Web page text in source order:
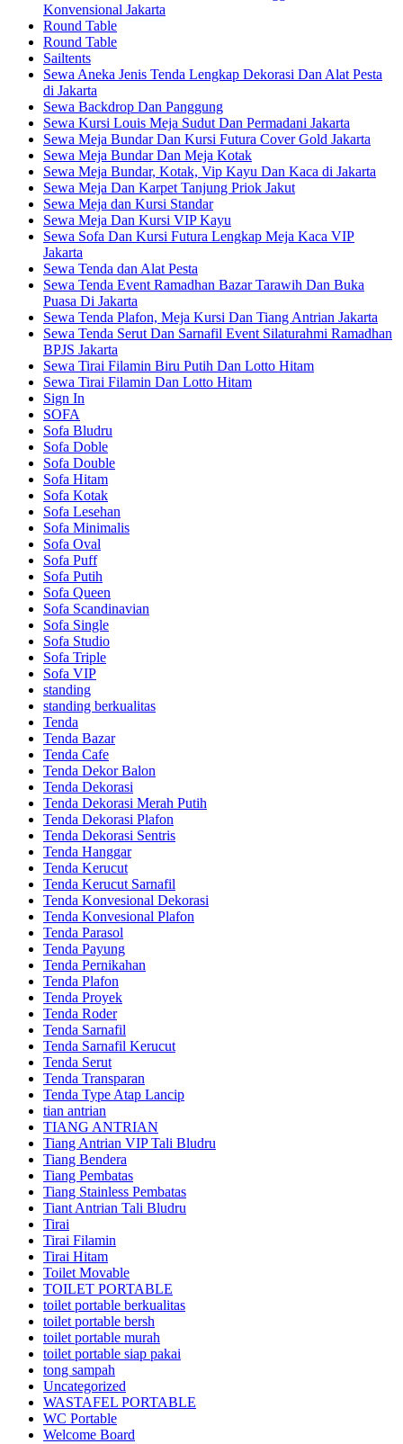
Konvensional Jakarta
Round Table
Round Table
Sailtents
Sewa Aneka Jenis Tenda Lengkap Dekorasi Dan Alat Pesta
di Jakarta
Sewa Backdrop Dan Panggung
Sewa Kursi Louis Meja Sudut Dan Permadani Jakarta
Sewa Meja Bundar Dan Kursi Futura Cover Gold Jakarta
Sewa Meja Bundar Dan Meja Kotak
Sewa Meja Bundar, Kotak, Vip Kayu Dan Kaca di Jakarta
Sewa Meja Dan Karpet Tanjung Priok Jakut
Sewa Meja dan Kursi Standar
Sewa Meja Dan Kursi VIP Kayu
Sewa Sofa Dan Kursi Futura Lengkap Meja Kaca VIP
Jakarta
Sewa Tenda dan Alat Pesta
Sewa Tenda Event Ramadhan Bazar Tarawih Dan Buka
Puasa Di Jakarta
Sewa Tenda Plafon, Meja Kursi Dan Tiang Antrian Jakarta
Sewa Tenda Serut Dan Sarnafil Event Silaturahmi Ramadhan
BPJS Jakarta
Sewa Tirai Filamin Biru Putih Dan Lotto Hitam
Sewa Tirai Filamin Dan Lotto Hitam
Sign In
SOFA
Sofa Bludru
Sofa Doble
Sofa Double
Sofa Hitam
Sofa Kotak
Sofa Lesehan
Sofa Minimalis
Sofa Oval
Sofa Puff
Sofa Putih
Sofa Queen
Sofa Scandinavian
Sofa Single
Sofa Studio
Sofa Triple
Sofa VIP
standing
standing berkualitas
Tenda
Tenda Bazar
Tenda Cafe
Tenda Dekor Balon
Tenda Dekorasi
Tenda Dekorasi Merah Putih
Tenda Dekorasi Plafon
Tenda Dekorasi Sentris
Tenda Hanggar
Tenda Kerucut
Tenda Kerucut Sarnafil
Tenda Konvesional Dekorasi
Tenda Konvesional Plafon
Tenda Parasol
Tenda Payung
Tenda Pernikahan
Tenda Plafon
Tenda Proyek
Tenda Roder
Tenda Sarnafil
Tenda Sarnafil Kerucut
Tenda Serut
Tenda Transparan
Tenda Type Atap Lancip
tian antrian
TIANG ANTRIAN
Tiang Antrian VIP Tali Bludru
Tiang Bendera
Tiang Pembatas
Tiang Stainless Pembatas
Tiant Antrian Tali Bludru
Tirai
Tirai Filamin
Tirai Hitam
Toilet Movable
TOILET PORTABLE
toilet portable berkualitas
toilet portable bersh
toilet portable murah
toilet portable siap pakai
tong sampah
Uncategorized
WASTAFEL PORTABLE
WC Portable
Welcome Board